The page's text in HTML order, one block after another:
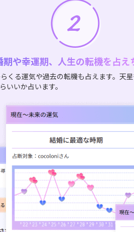
期や幸運期、人生の転機を占え
くる運気や過去の転機も占えます。天
いいか占います。